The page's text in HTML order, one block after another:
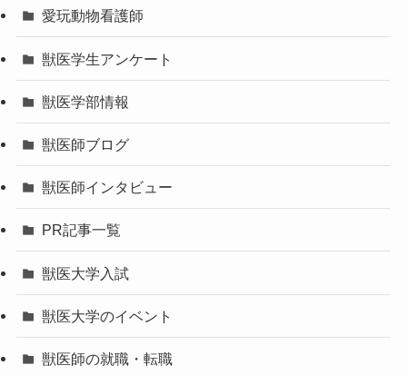
愛玩動物看護師
獣医学生アンケート
獣医学部情報
獣医師ブログ
獣医師インタビュー
PR記事一覧
獣医大学入試
獣医大学のイベント
獣医師の就職・転職